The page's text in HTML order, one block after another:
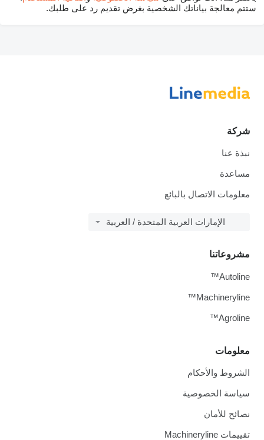
ستتم معالجة بياناتك الشخصية بغرض تقديم رد على طلبك.
شركة
نبذة عنا
مساعدة
معلومات الاتصال بالبائع
الإمارات العربية المتحدة / العربية
معلومات
الشروط والأحكام
سياسة الخصوصية
نصائح للأمان
تقييمات Machineryline
مشروعاتنا
Autoline™
Machineryline™
Agroline™